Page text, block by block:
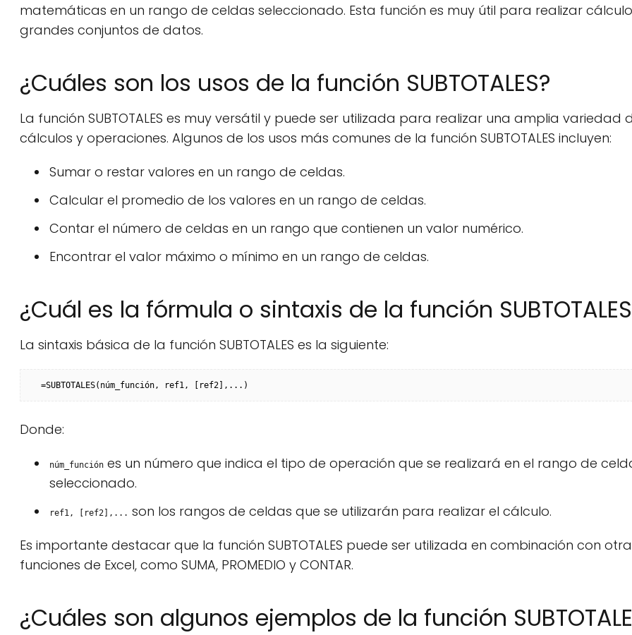
matemáticas en un rango de celdas seleccionado. Esta función es muy útil para realizar
grandes conjuntos de datos.
¿Cuáles son los usos de la función SUBTOTALES?
La función SUBTOTALES es muy versátil y puede ser utilizada para realizar una amplia variedad
cálculos y operaciones. Algunos de los usos más comunes de la función SUBTOTALES incluyen:
Sumar o restar valores en un rango de celdas.
Calcular el promedio de los valores en un rango de celdas.
Contar el número de celdas en un rango que contienen un valor numérico.
Encontrar el valor máximo o mínimo en un rango de celdas.
¿Cuál es la fórmula o sintaxis de la función
La sintaxis básica de la función SUBTOTALES es la siguiente:
=SUBTOTALES(núm_función, ref1, [ref2],...)
Donde:
núm_función es un número que indica el tipo de operación que se realizará en el rango de
seleccionado.
ref1, [ref2],... son los rangos de celdas que se utilizarán para realizar el cálculo.
Es importante destacar que la función SUBTOTALES puede ser utilizada en combinación con
funciones de Excel, como SUMA, PROMEDIO y CONTAR.
¿Cuáles son algunos ejemplos de la función